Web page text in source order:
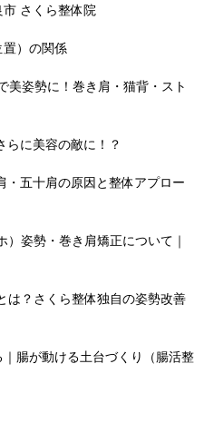
さくら整体院
置）の関係
美姿勢に！巻き肩・猫背・スト
らに美容の敵に！？
・五十肩の原因と整体アプロー
姿勢・巻き肩矯正について｜
は？さくら整体独自の姿勢改善
腸が動ける土台づくり（腸活整